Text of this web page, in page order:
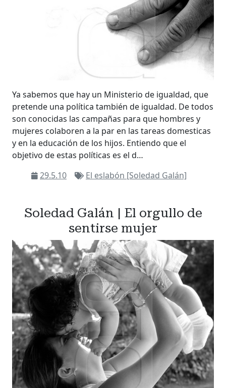
Ya sabemos que hay un Ministerio de igualdad, que
pretende una política también de igualdad. De todos
son conocidas las campañas para que hombres y
mujeres colaboren a la par en las tareas domesticas
y en la educación de los hijos. Entiendo que el
objetivo de estas políticas es el d…
29.5.10
El eslabón [Soledad Galán]
Soledad Galán | El orgullo de
sentirse mujer